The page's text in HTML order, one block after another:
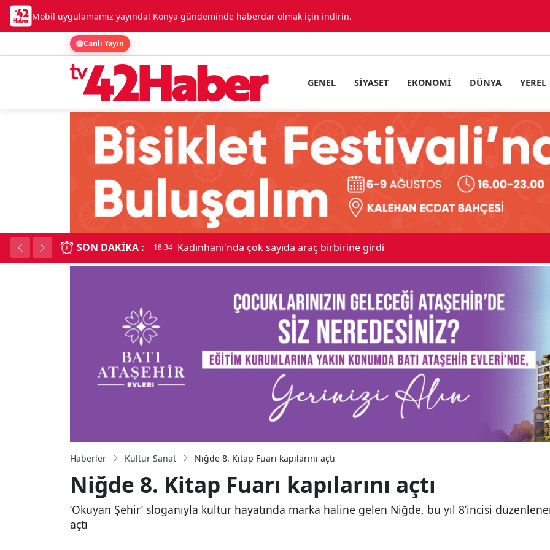
Mobil uygulamamız yayında! Konya gündeminde haberdar olmak için indirin.
Canlı Yayın
GENEL SIYASET EKONOMI DÜNYA YEREL
SON DAKIKA : 18:34 Kadınhanı'nda çok sayıda araç birbirine girdi
Haberler Kültür Sanat Niğde 8. Kitap Fuarı kapılarını açtı
Niğde 8. Kitap Fuarı kapılarını açtı
’Okuyan Şehir’ sloganıyla kültür hayatında marka haline gelen Niğde, bu yıl 8’incisi
açtı